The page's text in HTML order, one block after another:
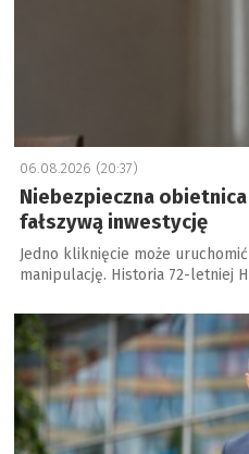
06.08.2026 (20:37)
Niebezpieczna
fałszywą inwestycję
Jedno kliknięcie może
manipulację. Historia 72-letniej
a